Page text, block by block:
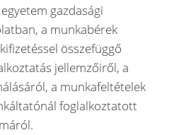
gazdasági
a munkabérek
összefüggő
jellemzőiről, a
a munkafeltételek
foglalkoztatott